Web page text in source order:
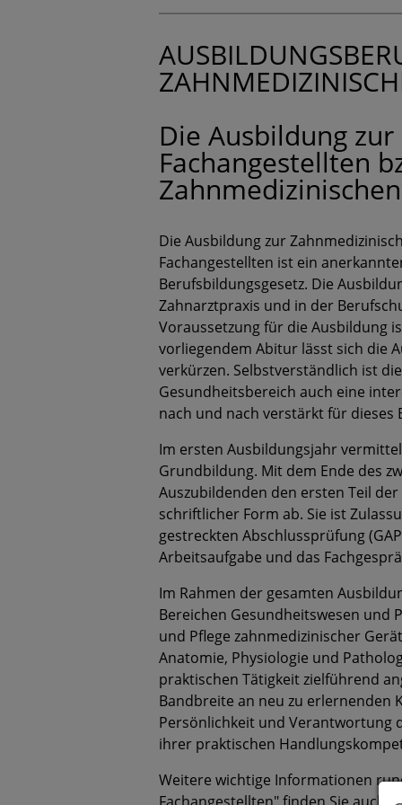
Die Ausbildung
Fachangestellten
Die Ausbildung zur
Fachangestellten ist ein
Berufsbildungsgesetz. Die
Zahnarztpraxis und in der
Voraussetzung für die Ausbildung
vorliegendem Abitur lässt sich die
verkürzen. Selbstverständlich ist
Gesundheitsbereich auch eine
nach und nach verstärkt für dieses
Im ersten Ausbildungsjahr
Grundbildung. Mit dem Ende des
Auszubildenden den ersten Teil
schriftlicher Form ab. Sie ist
gestreckten Abschlussprüfung
Arbeitsaufgabe und das
Im Rahmen der gesamten
Bereichen Gesundheitswesen und
und Pflege zahnmedizinischer
Anatomie, Physiologie und
praktischen Tätigkeit zielführend
Bandbreite an neu zu erlernenden
Persönlichkeit und Verantwortung
ihrer praktischen
Weitere wichtige Informationen